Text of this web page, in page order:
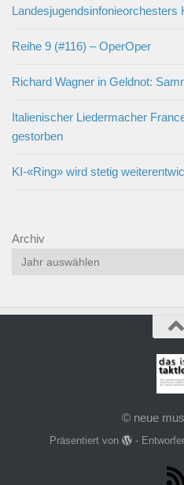
Landesjugendsinfonieorchesters
Reihe 9 (#116) – OperOper
Richard Wagner in Geldnot:
Italienischer Liedermacher
gestorben
KI-«Ring» wird stetig
Archiv
© neue
Präsentiert von -